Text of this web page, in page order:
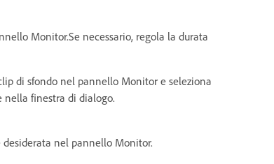
Monitor.Se necessario, regola la durata
di sfondo nel pannello Monitor e seleziona
nella finestra di dialogo.
nel pannello Monitor.